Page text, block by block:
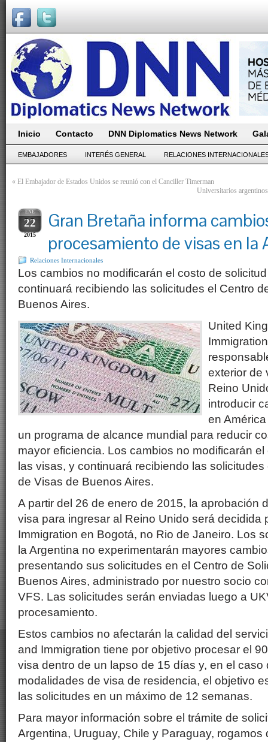
Inicio Contacto DNN Diplomatics News Network
EMBAJADORES INTERÉS GENERAL RELACIONES
« El Embajador de Estados Unidos se reunió con el Canciller Timerman
Universitarios
ENE
22
2015
Gran Bretaña informa
procesamiento de visas en la
Relaciones Internacionales
Los cambios no modificarán el costo de
continuará recibiendo las solicitudes el Centro
Buenos Aires.
United
exterior de
Reino
introducir
en
un programa de alcance mundial para reducir
mayor eficiencia. Los cambios no modificarán
las visas, y continuará recibiendo las
de Visas de Buenos Aires.
A partir del 26 de enero de 2015, la aprobación
visa para ingresar al Reino Unido será decidida
Immigration en Bogotá, no Rio de Janeiro. Los
la Argentina no experimentarán mayores
presentando sus solicitudes en el Centro de
Buenos Aires, administrado por nuestro socio
VFS. Las solicitudes serán enviadas luego a
procesamiento.
Estos cambios no afectarán la calidad del
and Immigration tiene por objetivo procesar el
visa dentro de un lapso de 15 días y, en el caso
modalidades de visa de residencia, el objetivo
las solicitudes en un máximo de 12 semanas.
Para mayor información sobre el trámite de
Argentina, Uruguay, Chile y Paraguay, rogamos